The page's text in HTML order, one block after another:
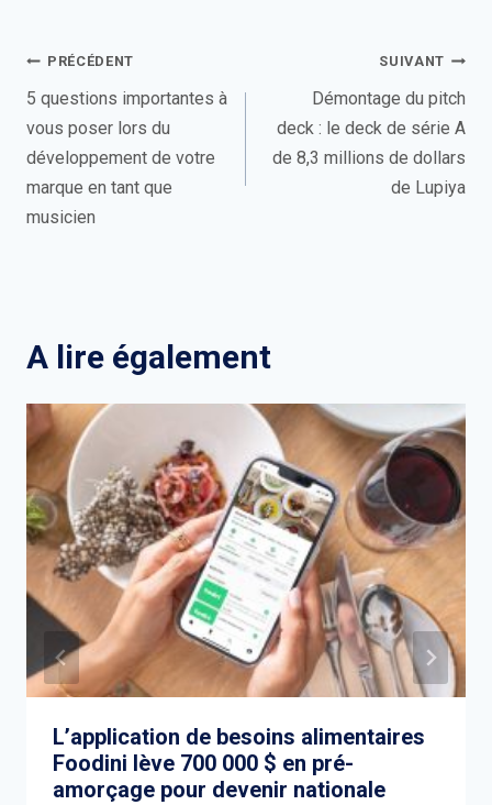
Navigation
de
l’article
PRÉCÉDENT
5 questions importantes à
vous poser lors du
développement de votre
marque en tant que
musicien
SUIVANT
Démontage du pitch
deck : le deck de série A
de 8,3 millions de dollars
de Lupiya
A lire également
L’application de besoins alimentaires
Foodini lève 700 000 $ en pré-
amorçage pour devenir nationale